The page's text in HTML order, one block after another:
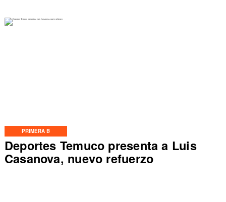
PRIMERA B
Deportes Temuco presenta a Luis
Casanova, nuevo refuerzo